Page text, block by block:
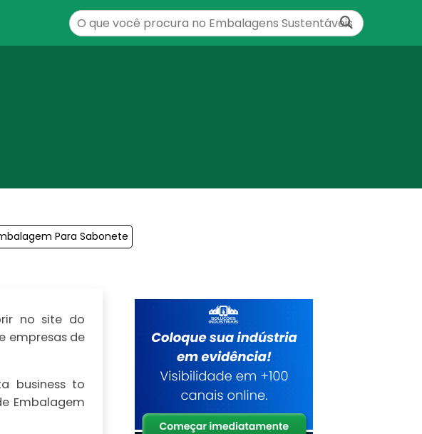
Para Sabonete
no site do
empresas de
business to
Embalagem